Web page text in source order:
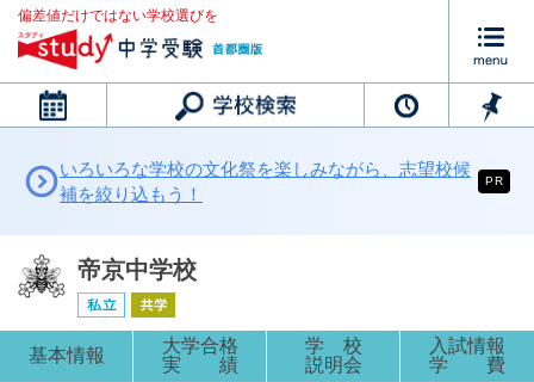
偏差値だけではない学校選びを
カレンダー
いろいろな学校の文化祭を楽しみながら、志望校候
補を絞り込もう！
PR
帝京中学校
基本情報
大学合格
実 績
学 校
説明会
入試情報
学 費